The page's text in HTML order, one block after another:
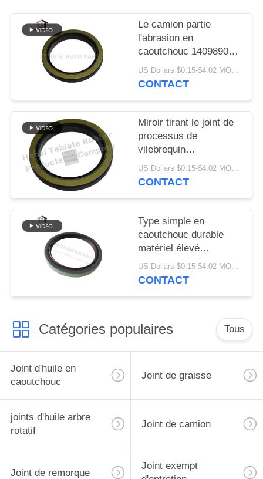
POLICY
Le camion partie
l'abrasion en
caoutchouc 1409890
1313719 résistants de
vieillissement
US Dollars $0.15-$4.02 MOQ:10PCS
CONTACT
Miroir tirant le joint de
processus de
vilebrequin
75x100x10/13mm pour
le joint rotatoire
US Dollars $0.15-$4.02 MOQ:500pcs
CONTACT
Type simple en
caoutchouc durable
matériel élevé
80x100x10mm de TB
de lèvre de joint de
US Dollars $0.15-$4.02 MOQ:20pcs
CONTACT
Catégories populaires Tous
Joint d'huile en
caoutchouc
Joint de graisse
joints d'huile arbre
rotatif
Joint de camion
Joint de remorque
Joint exempt